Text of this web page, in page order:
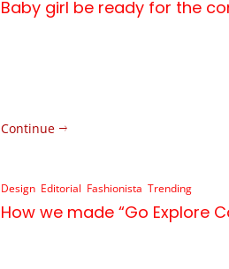
Baby girl be ready for the
Continue
Design Editorial Fashionista Trending
How we made “Go Explore